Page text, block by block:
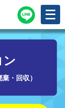
ン
棄・回収）
メ
ニ
ュ
ー
を